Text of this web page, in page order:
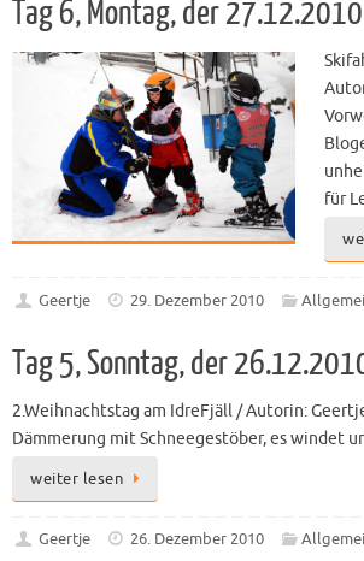
Tag 6, Montag, der 27.12.2010
für
Geertje 29. Dezember 2010
Tag 5, Sonntag, der
2.Weihnachtstag am IdreFjäll / Autorin:
Dämmerung mit Schneegestöber, es windet
weiter lesen
Geertje 26. Dezember 2010